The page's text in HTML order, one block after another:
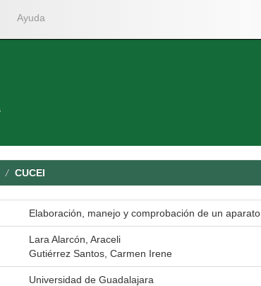
Ayuda
CUCEI
Elaboración, manejo y comprobación de un
Lara Alarcón, Araceli
Gutiérrez Santos, Carmen Irene
Universidad de Guadalajara